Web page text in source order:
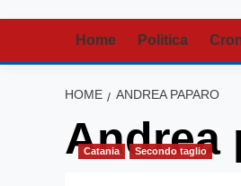
Home Politica
HOME ANDREA PAPARO
Andrea
Catania Secondo taglio